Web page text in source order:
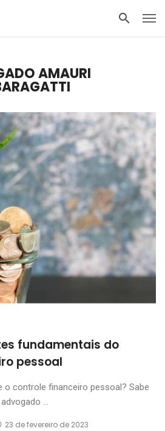
AMAURI
fundamentais do
pessoal
o controle financeiro pessoal? Sabe
...
23 de fevereiro de 2023